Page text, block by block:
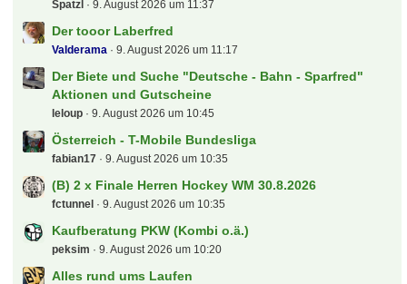
Spatzl 9. August 2026 um 11:37
Der tooor Laberfred
Valderama 9. August 2026 um 11:17
Der Biete und Suche "Deutsche - Bahn - Sparfred"
Aktionen und Gutscheine
leloup 9. August 2026 um 10:45
Österreich - T-Mobile Bundesliga
fabian17 9. August 2026 um 10:35
(B) 2 x Finale Herren Hockey WM 30.8.2026
fctunnel 9. August 2026 um 10:35
Kaufberatung PKW (Kombi o.ä.)
peksim 9. August 2026 um 10:20
Alles rund ums Laufen